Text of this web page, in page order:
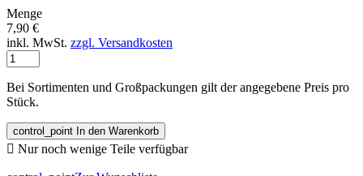
Menge
7,90 €
inkl. MwSt. zzgl. Versandkosten
Bei Sortimenten und Großpackungen gilt der angegebene Preis pro
Stück.
control_point In den Warenkorb
 Nur noch wenige Teile verfügbar